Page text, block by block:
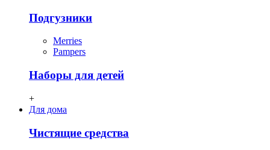
Подгузники
Merries
Pampers
Наборы для детей
+
Для дома
Чистящие средства